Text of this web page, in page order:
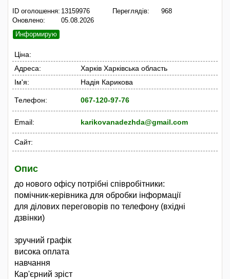
ID оголошення: 13159976
Оновлено:
05.08.2026
Переглядів: 968
Информирую
Ціна:
Адреса:
Харків Харківська область
Ім'я:
Надія Карикова
Телефон: 067-120-97-76
Email: karikovanadezhda@gmail.com
Сайт:
Опис
до нового офісу потрібні співробітники:
помічник-керівника для обробки інформації
для ділових переговорів по телефону (вхідні
дзвінки)
зручний графік
висока оплата
навчання
Кар'єрний зріст